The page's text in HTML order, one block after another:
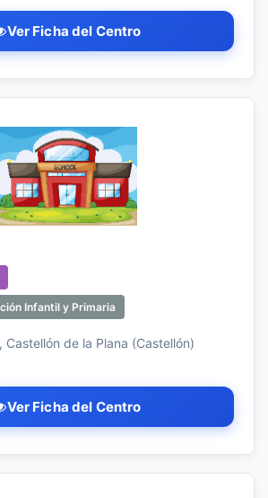
Ver Ficha del Centro
Infantil y Primaria
, Castellón de la Plana (Castellón)
Ver Ficha del Centro